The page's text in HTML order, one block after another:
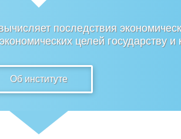
последствия
целей государству
Об институте